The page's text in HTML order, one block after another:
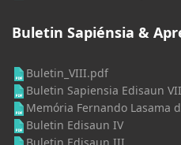
Buletin Sapiénsia &
Buletin_VIII.pdf
Buletin Sapiensia Edisaun VII
Memória Fernando Lasama
Buletin Edisaun IV